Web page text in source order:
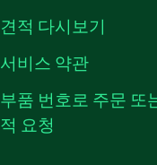
견적 다시보기
서비스 약관
부품 번호로 주문 또
적 요청